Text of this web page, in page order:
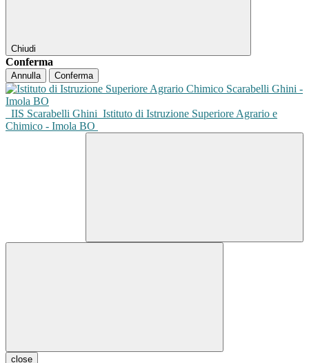
Chiudi
Conferma
Annulla Conferma
IIS Scarabelli Ghini Istituto di Istruzione Superiore Agrario e
Chimico - Imola BO
close